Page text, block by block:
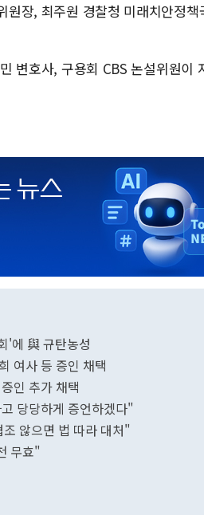
장, 최주원 경찰청 미래치안정
변호사, 구용회 CBS 논설위원이
에 與 규탄농성
여사 등 증인 채택
인 추가 채택
당당하게 증언하겠다"
않으면 법 따라 대처"
무효"